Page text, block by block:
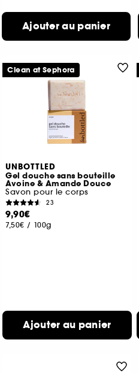
Ajouter au panier
UNBOTTLED
Gel douche sans bouteille
Avoine & Amande Douce
Savon pour le corps
23
9,90€
7,50€ / 100g
Ajouter au panier
Clean at Sephora